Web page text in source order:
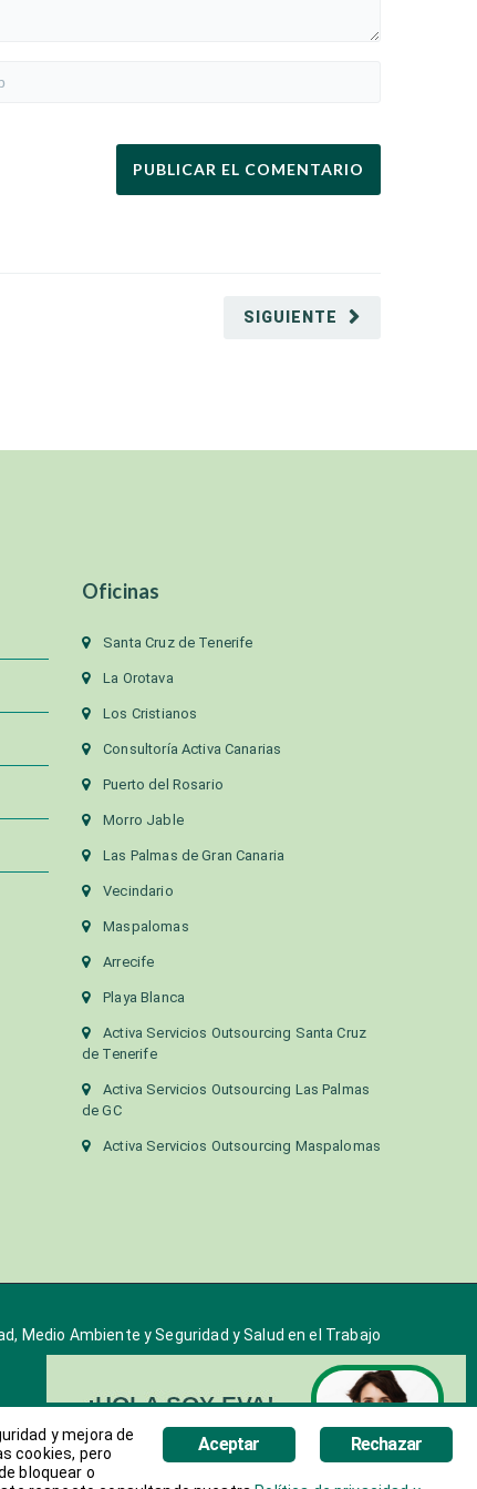
SIGUIENTE
Oficinas
Santa Cruz de Tenerife
La Orotava
Los Cristianos
Consultoría Activa Canarias
Puerto del Rosario
Morro Jable
Las Palmas de Gran Canaria
Vecindario
Maspalomas
Arrecife
Playa Blanca
Activa Servicios Outsourcing Santa Cruz
de Tenerife
Activa Servicios Outsourcing Las Palmas
de GC
Activa Servicios Outsourcing Maspalomas
Medio Ambiente y Seguridad y Salud en el Trabajo
Rechazar
Aceptar
y mejora de
cookies, pero
bloquear o